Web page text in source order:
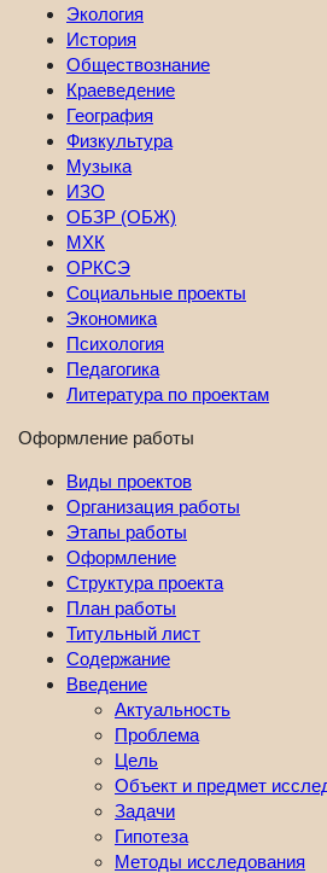
Экология
История
Обществознание
Краеведение
География
Физкультура
Музыка
ИЗО
ОБЗР (ОБЖ)
МХК
ОРКСЭ
Социальные проекты
Экономика
Психология
Педагогика
Литература по проектам
Оформление работы
Виды проектов
Организация работы
Этапы работы
Оформление
Структура проекта
План работы
Титульный лист
Содержание
Введение
Актуальность
Проблема
Цель
Объект и предмет
Задачи
Гипотеза
Методы исследования